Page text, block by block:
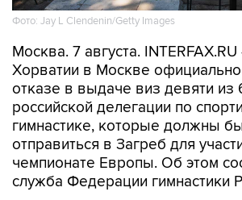
Фото: Jay L Clendenin/Getty Images
Москва. 7 августа.
Хорватии в Москве
отказе в выдаче виз девяти из
российской делегации по
гимнастике, которые должны
отправиться в Загреб для
чемпионате Европы. Об этом
служба Федерации гимнастики